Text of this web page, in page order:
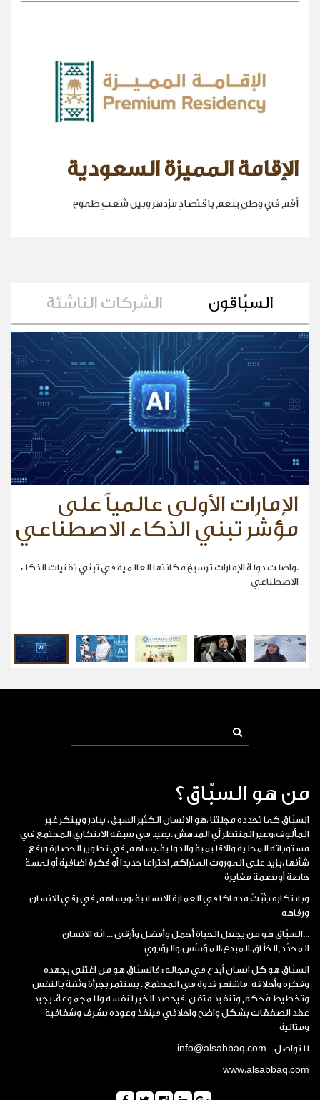
الإقامة المميزة السعودية
أقِم في وطنٍ ينعم باقتصادٍ مزدهر وبين شعبٍ طموح
السبّاقون الشركات الناشئة
الإمارات الأولى عالمياً على
مؤشر تبني الذكاء الاصطناعي
.واصلت دولة الإمارات ترسيخ مكانتها العالمية في تبنّي تقنيات الذكاء
الاصطناعي
الامارات السبّاقة في الذكاء
الاصطناعي
"إقامة دبي" تحصد جائزة عالمية
ماسك أول شخص في العالم
تبلغ ثروته 500 مليار دولار
فاطمة العوضي أصغر إماراتية
تتسلق أعلى قمة في أوروبا
من هو السبّاق؟
السبّاق كما تحدده مجلتنا ،هو الانسان الكثير السبق ، يبادر ويبتكر غير
المألوف،وغير المنتظر أي المدهش .يفيد في سبقه الابتكاري المجتمع في
مستوياته المحلية والاقليمية والدولية .يساهم في تطوير الحضارة ورفع
شأنها ،يزيد على الموروث المتراكم اختراعا جديدا أو فكرة اضافية أو لمسة
خاصة أوبصمة مغايرة
وبابتكاره يثبِّتُ مدماكا في العمارة الانسانية ،ويساهم في رقي الانسان
ورفاهه
...السبّاق هو من يجعل الحياة أجمل وأفضل وأرقى ... انّه الانسان
المجدِّد,الخلّاق،المبدع،المؤسِّس،والرؤيوي
السبّاق هو كل انسان أبدع في مجاله : فالسبّاق هو من اغتنى بجهده
وفكره وأخلاقه ،فاشتهر قدوة في المجتمع . يستثمر بجرأة وثقة بالنفس
وتخطيط مُحكم وتنفيذ متقن ،فيحصد الخير لنفسه وللمجموعة. يجيد
عقد الصفقات بشكل واضح واخلاقي فينفذ وعوده بشرف وشفافية
ومثالية
للتواصل info@alsabbaq.com
www.alsabbaq.com